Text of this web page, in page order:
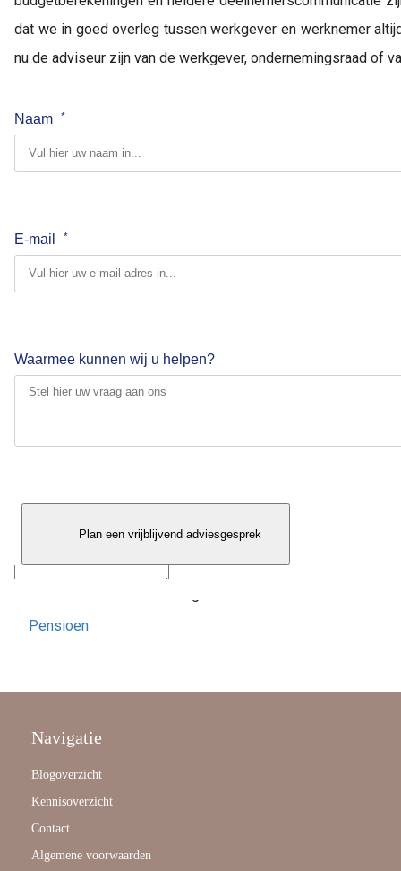
dat we in goed overleg tussen werkgever en werknemer
nu de adviseur zijn van de werkgever, ondernemingsraad of
Naam *
E-mail *
Waarmee kunnen wij u helpen?
        Plan een vrijblijvend adviesgesprek
Marcel Suylen
Pensioenadviseur, hij is in 1992 begonnen in de branche. Hij
was werkzaam bij Allianz, Reaal, Univé en Rabobank. Sinds
2009 is hij eigenaar van Claarensteyn Pensioenadvies &
Verzekeringen. Claarensteyn bedient hij vele werkgevers.
Pensioen
Navigatie
Blogoverzicht
Kennisoverzicht
Contact
Algemene voorwaarden